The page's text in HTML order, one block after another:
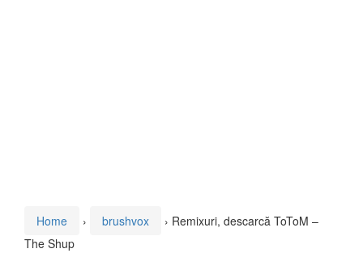
Home › brushvox › Remixuri, descarcă ToToM –
The Shup